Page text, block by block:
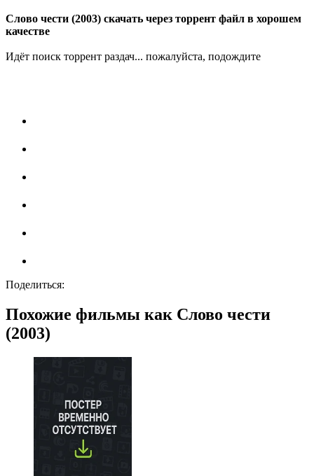
Слово чести (2003) скачать через торрент файл в хорошем
качестве
Идёт поиск торрент раздач... пожалуйста, подождите
Поделиться:
Похожие фильмы как Слово чести
(2003)